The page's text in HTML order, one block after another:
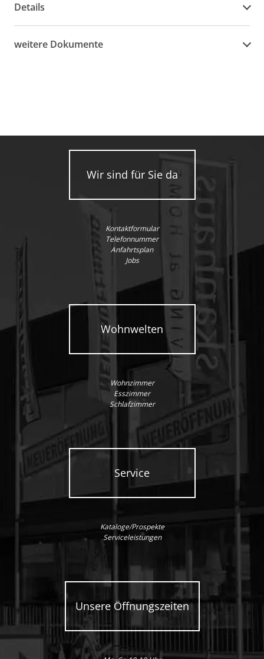
Details
weitere Dokumente
Wir sind für Sie da
Kontaktformular
Telefonnummer
Anfahrtsplan
Jobs
Wohnwelten
Wohnzimmer
Esszimmer
Schlafzimmer
Service
Kataloge/Prospekte
Serviceleistungen
Unsere Öffnungszeiten